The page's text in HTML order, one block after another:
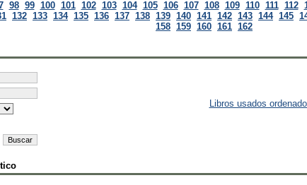
98 99 100 101 102 103 104 105 106 107 108 109 110 111 112
132 133 134 135 136 137 138 139 140 141 142 143 144 145
158 159 160 161 162
Libros usados